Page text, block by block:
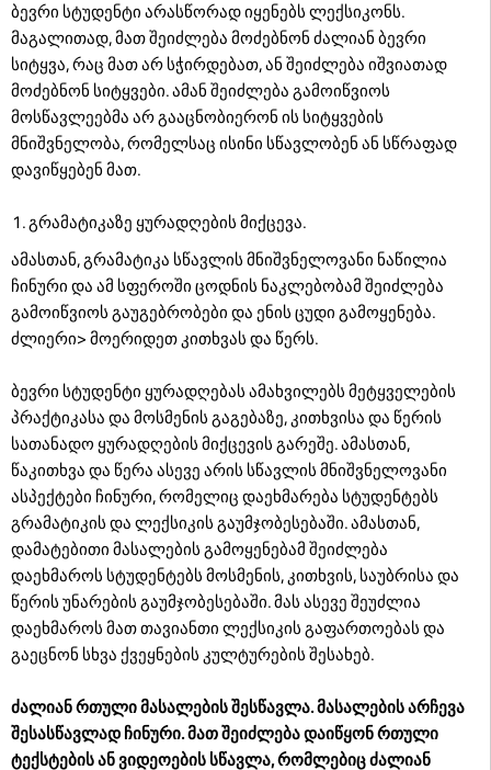
ბევრი სტუდენტი არასწორად იყენებს ლექსიკონს.
მაგალითად, მათ შეიძლება მოძებნონ ძალიან ბევრი
სიტყვა, რაც მათ არ სჭირდებათ, ან შეიძლება იშვიათად
მოძებნონ სიტყვები. ამან შეიძლება გამოიწვიოს
მოსწავლეებმა არ გააცნობიერონ ის სიტყვების
მნიშვნელობა, რომელსაც ისინი სწავლობენ ან სწრაფად
დავიწყებენ მათ.
გრამატიკაზე ყურადღების მიქცევა.
ამასთან, გრამატიკა სწავლის მნიშვნელოვანი ნაწილია
ჩინური და ამ სფეროში ცოდნის ნაკლებობამ შეიძლება
გამოიწვიოს გაუგებრობები და ენის ცუდი გამოყენება.
ძლიერი> მოერიდეთ კითხვას და წერს.
ბევრი სტუდენტი ყურადღებას ამახვილებს მეტყველების
პრაქტიკასა და მოსმენის გაგებაზე, კითხვისა და წერის
სათანადო ყურადღების მიქცევის გარეშე. ამასთან,
წაკითხვა და წერა ასევე არის სწავლის მნიშვნელოვანი
ასპექტები ჩინური, რომელიც დაეხმარება სტუდენტებს
გრამატიკის და ლექსიკის გაუმჯობესებაში. ამასთან,
დამატებითი მასალების გამოყენებამ შეიძლება
დაეხმაროს სტუდენტებს მოსმენის, კითხვის, საუბრისა და
წერის უნარების გაუმჯობესებაში. მას ასევე შეუძლია
დაეხმაროს მათ თავიანთი ლექსიკის გაფართოებას და
გაეცნონ სხვა ქვეყნების კულტურების შესახებ.
ძალიან რთული მასალების შესწავლა. მასალების არჩევა
შესასწავლად ჩინური. მათ შეიძლება დაიწყონ რთული
ტექსტების ან ვიდეოების სწავლა, რომლებიც ძალიან